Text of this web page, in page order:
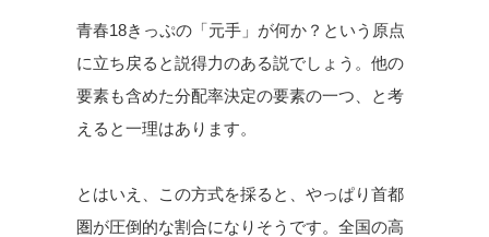
青春18きっぷの「元手」が何か？という原点
に立ち戻ると説得力のある説でしょう。他の
要素も含めた分配率決定の要素の一つ、と考
えると一理はあります。
とはいえ、この方式を採ると、やっぱり首都
圏が圧倒的な割合になりそうです。全国の高